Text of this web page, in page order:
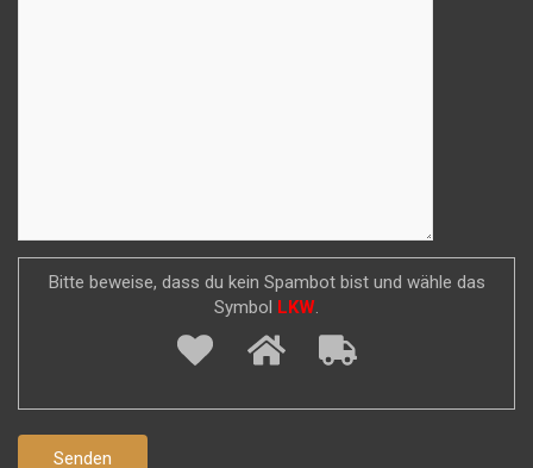
Bitte beweise, dass du kein Spambot bist und wähle das
Symbol
LKW.